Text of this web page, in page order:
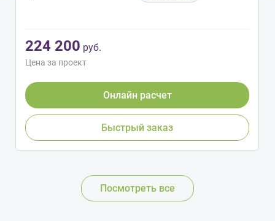
224 200 руб.
Цена за проект
Онлайн расчет
Быстрый заказ
Посмотреть все